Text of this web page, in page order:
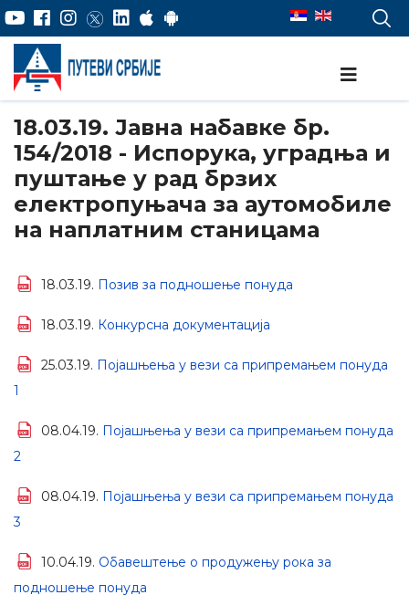
18.03.19. Јавна набавке бр.
154/2018 - Испорука, уградња и
пуштање у рад брзих
електропуњача за аутомобиле
на наплатним станицама
18.03.19. Позив за подношење понуда
18.03.19. Конкурсна документација
25.03.19. Појашњења у вези са припремањем понуда
1
08.04.19. Појашњења у вези са припремањем понуда
2
08.04.19. Појашњења у вези са припремањем понуда
3
10.04.19. Обавештење о продужењу рока за
подношење понуда